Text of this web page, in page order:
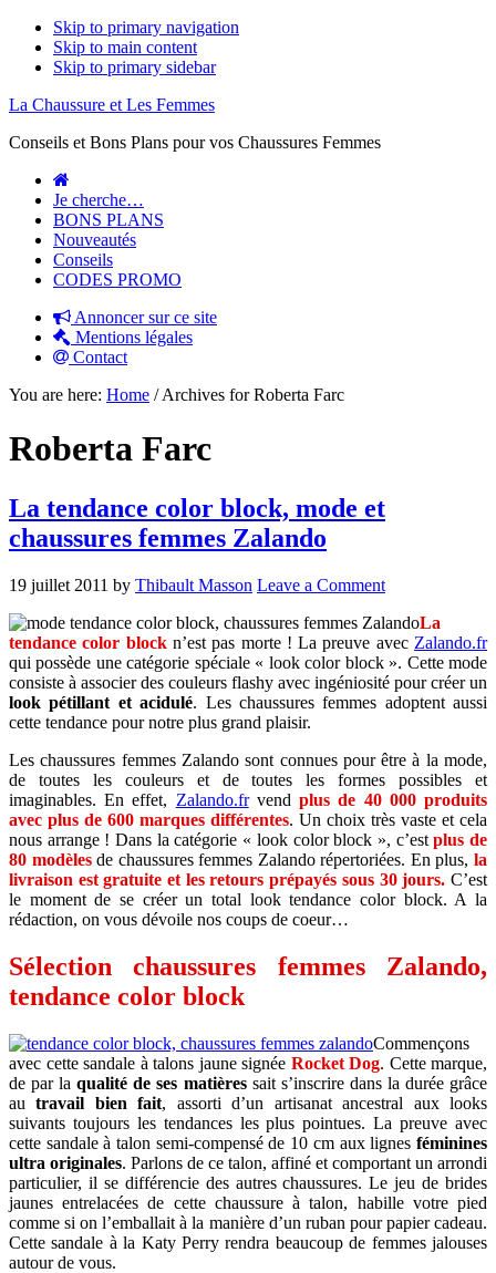
Skip to primary navigation
Skip to main content
Skip to primary sidebar
La Chaussure et Les Femmes
Conseils et Bons Plans pour vos Chaussures Femmes
Je cherche…
BONS PLANS
Nouveautés
Conseils
CODES PROMO
Annoncer sur ce site
Mentions légales
Contact
You are here: Home /Archives for Roberta Farc
Roberta Farc
La tendance color block, mode et
chaussures femmes Zalando
19 juillet 2011 by Thibault Masson Leave a Comment
La
tendance color blockn’est pas morte ! La preuve avec Zalando.fr
qui possède une catégorie spéciale « look color block ». Cette mode
consiste à associer des couleurs flashy avec ingéniosité pour créer un
look pétillant et acidulé. Les chaussures femmes adoptent aussi
cette tendance pour notre plus grand plaisir.
Les chaussures femmes Zalando sont connues pour être à la mode,
de toutes les couleurs et de toutes les formes possibles et
imaginables. En effet, Zalando.frvendplus de 40 000 produits
avec plus de 600 marques différentes. Un choix très vaste et cela
nous arrange ! Dans la catégorie « look color block », c’estplus de
80 modèlesde chaussures femmes Zalando répertoriées. En plus, la
livraison est gratuite et les retours prépayés sous 30 jours. C’est
le moment de se créer un total look tendance color block. A la
rédaction, on vous dévoile nos coups de coeur…
Sélection chaussures femmes Zalando,
tendance color block
Commençons
avec cette sandale à talons jaune signée Rocket Dog. Cette marque,
de par laqualité de ses matièressait s’inscrire dans la durée grâce
autravail bien fait, assorti d’un artisanat ancestral aux looks
suivants toujours les tendances les plus pointues. La preuve avec
cette sandale à talon semi-compensé de 10 cm aux lignes féminines
ultra originales. Parlons de ce talon, affiné et comportant un arrondi
particulier, il se différencie des autres chaussures. Le jeu de brides
jaunes entrelacées de cette chaussure à talon, habille votre pied
comme si on l’emballait à la manière d’un ruban pour papier cadeau.
Cette sandale à la Katy Perry rendra beaucoup de femmes jalouses
autour de vous.